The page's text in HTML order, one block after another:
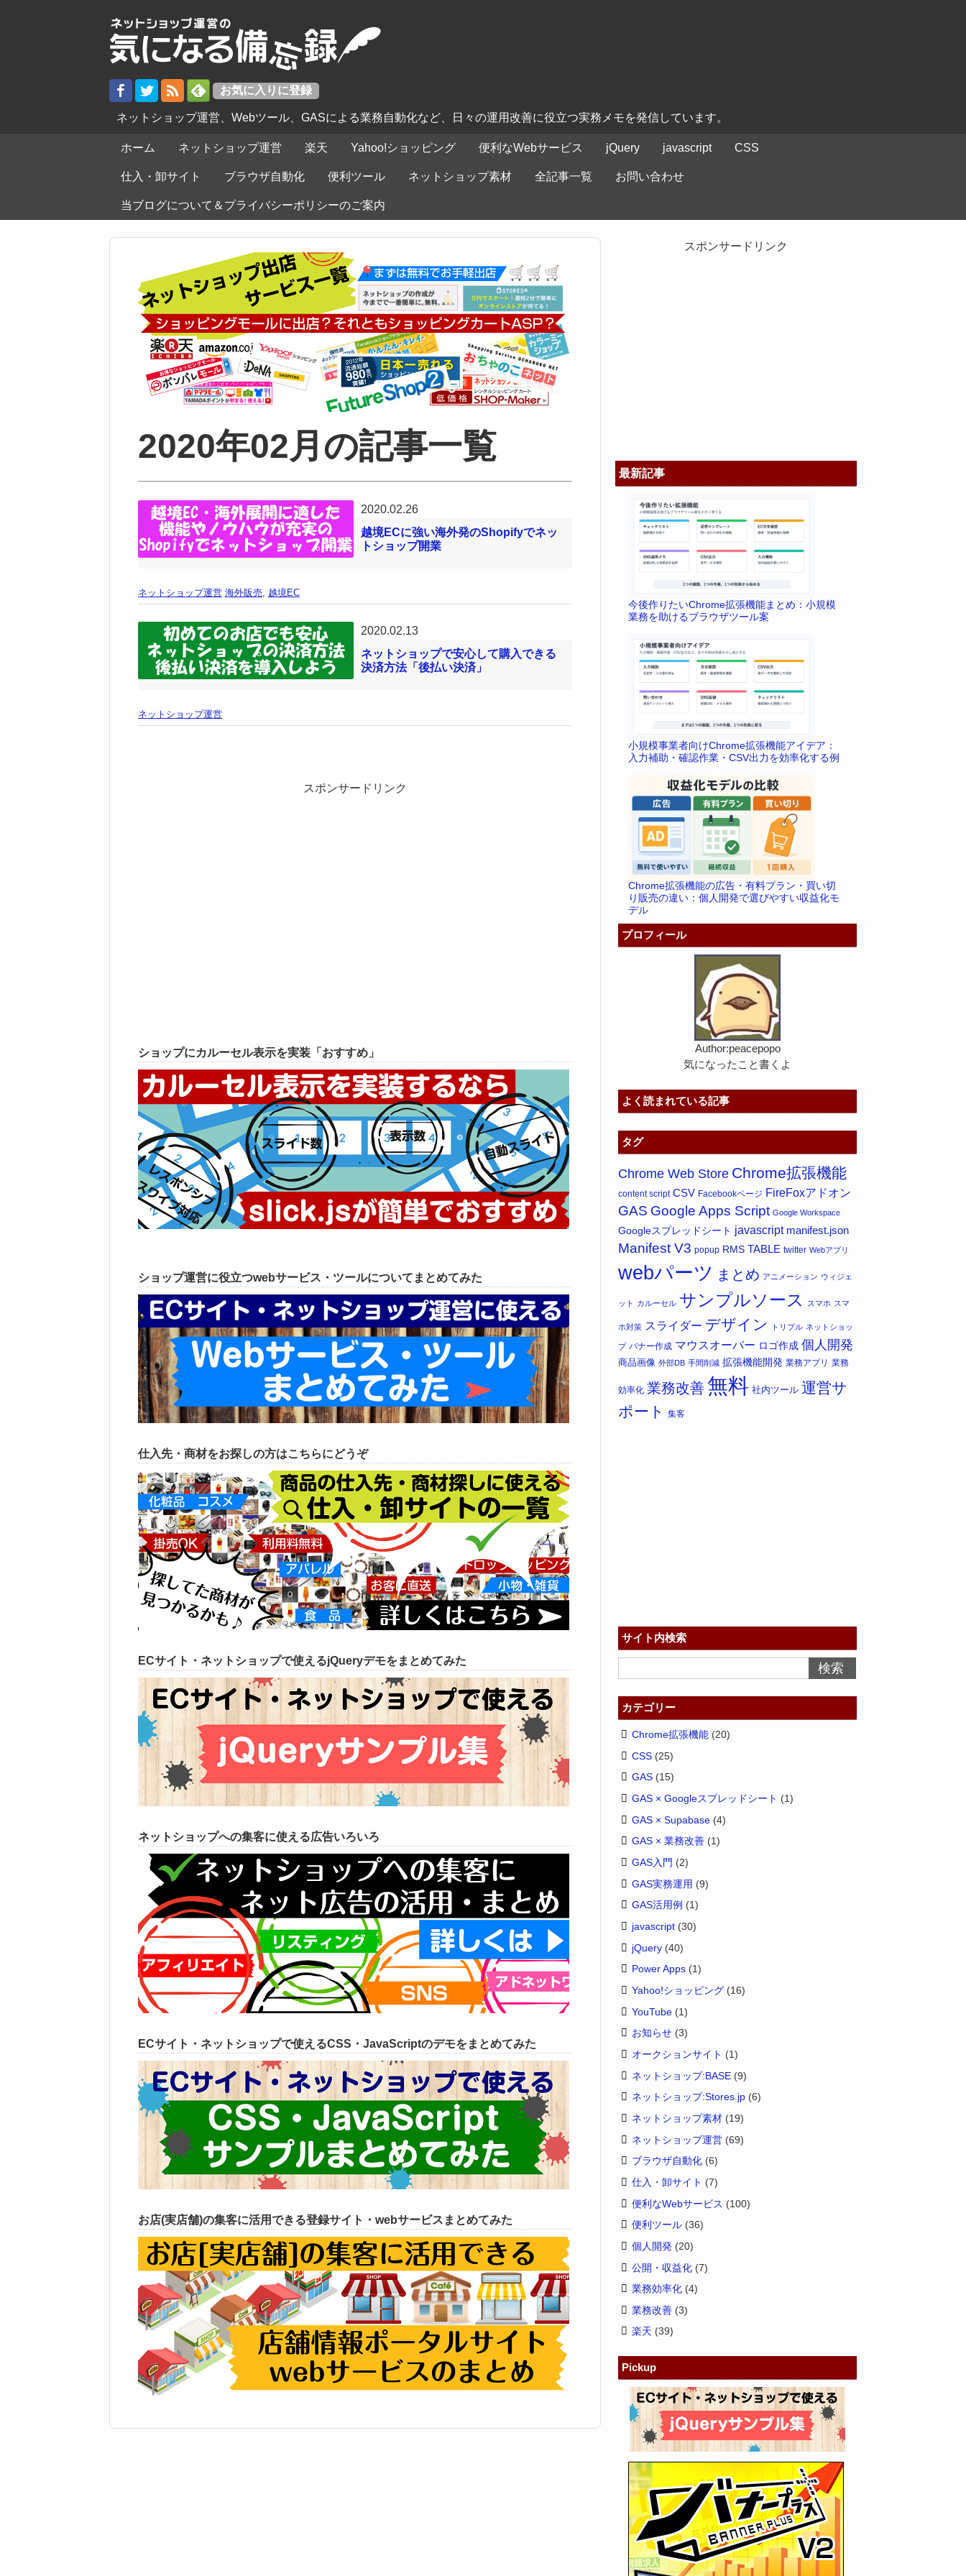
ネットショップ運営、Webツール、GASによる業務自動化など、日々の運用改善に役立つ実務メモを発信しています。
ホーム ネットショップ運営 楽天 Yahoo!ショッピング 便利なWebサービス jQuery javascript CSS
仕入・卸サイト ブラウザ自動化 便利ツール ネットショップ素材 全記事一覧 お問い合わせ
当ブログについて＆プライバシーポリシーのご案内
2020年02月の記事一覧
2020.02.26
越境ECに強い海外発のShopifyでネッ
トショップ開業
ネットショップ運営 海外販売, 越境EC
2020.02.13
ネットショップで安心して購入できる
決済方法「後払い決済」
ネットショップ運営
スポンサードリンク
ショップにカルーセル表示を実装「おすすめ」
ショップ運営に役立つwebサービス・ツールについてまとめてみた
仕入先・商材をお探しの方はこちらにどうぞ
ECサイト・ネットショップで使えるjQueryデモをまとめてみた
ネットショップへの集客に使える広告いろいろ
ECサイト・ネットショップで使えるCSS・JavaScriptのデモをまとめてみた
お店(実店舗)の集客に活用できる登録サイト・webサービスまとめてみた
スポンサードリンク
最新記事
今後作りたいChrome拡張機能まとめ：小規模
業務を助けるブラウザツール案
小規模事業者向けChrome拡張機能アイデア：
入力補助・確認作業・CSV出力を効率化する例
Chrome拡張機能の広告・有料プラン・買い切
り販売の違い：個人開発で選びやすい収益化モ
デル
プロフィール
Author:peacepopo
気になったこと書くよ
よく読まれている記事
タグ
Chrome Web Store Chrome拡張機能
content script CSV Facebookページ FireFoxアドオン
GAS Google Apps Script Google Workspace
Googleスプレッドシート javascript manifest.json
Manifest V3 popup RMS TABLE twitter Webアプリ
webパーツ まとめ アニメーション ウィジェ
ット カルーセル サンプルソース スマホ スマ
ホ対策 スライダー デザイン トリプル ネットショッ
プ バナー作成 マウスオーバー ロゴ作成 個人開発
商品画像 外部DB 手間削減 拡張機能開発 業務アプリ 業務
効率化 業務改善無料 社内ツール 運営サ
ポート
集客
サイト内検索
カテゴリー
Chrome拡張機能 (20)
CSS (25)
GAS (15)
GAS × Googleスプレッドシート (1)
GAS × Supabase (4)
GAS × 業務改善 (1)
GAS入門 (2)
GAS実務運用 (9)
GAS活用例 (1)
javascript (30)
jQuery (40)
Power Apps (1)
Yahoo!ショッピング (16)
YouTube (1)
お知らせ (3)
オークションサイト (1)
ネットショップ:BASE (9)
ネットショップ:Stores.jp (6)
ネットショップ素材 (19)
ネットショップ運営 (69)
ブラウザ自動化 (6)
仕入・卸サイト (7)
便利なWebサービス (100)
便利ツール (36)
個人開発 (20)
公開・収益化 (7)
業務効率化 (4)
業務改善 (3)
楽天 (39)
Pickup